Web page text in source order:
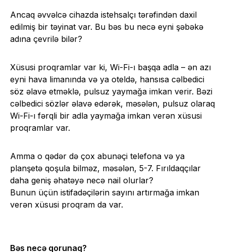
Ancaq əvvəlcə cihazda istehsalçı tərəfindən daxil
edilmiş bir təyinat var. Bu bəs bu necə eyni şəbəkə
adına çevrilə bilər?
Xüsusi proqramlar var ki, Wi-Fi-ı başqa adla – ən azı
eyni hava limanında və ya oteldə, hansısa cəlbedici
söz əlavə etməklə, pulsuz yaymağa imkan verir. Bəzi
cəlbedici sözlər əlavə edərək, məsələn, pulsuz olaraq
Wi-Fi-ı fərqli bir adla yaymağa imkan verən xüsusi
proqramlar var.
Amma o qədər də çox abunəçi telefona və ya
planşetə qoşula bilməz, məsələn, 5-7. Fırıldaqçılar
daha geniş əhatəyə necə nail olurlar?
Bunun üçün istifadəçilərin sayını artırmağa imkan
verən xüsusi proqram da var.
Bəs necə qorunaq?